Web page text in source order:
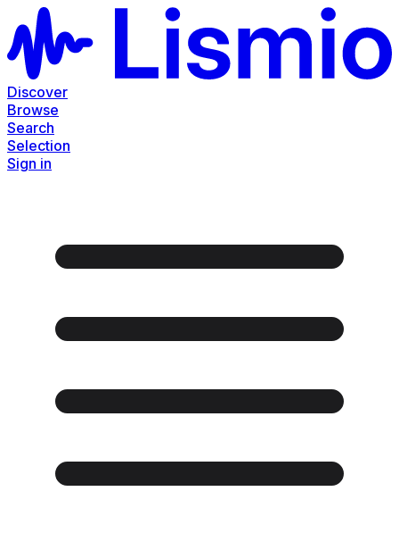
Discover
Browse
Search
Selection
Sign in